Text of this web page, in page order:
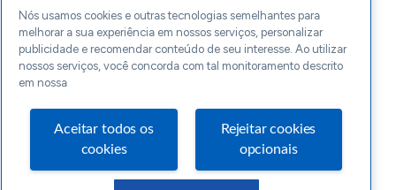
Nós usamos cookies e outras tecnologias semelhantes para
melhorar a sua experiência em nossos serviços, personalizar
publicidade e recomendar conteúdo de seu interesse. Ao utilizar
nossos serviços, você concorda com tal monitoramento descrito
em nossa
Aceitar todos os
cookies
Rejeitar cookies
opcionais